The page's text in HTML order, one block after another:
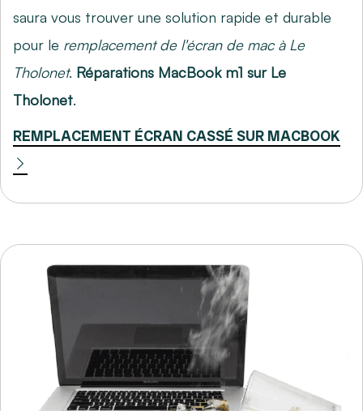
saura vous trouver une solution rapide et durable
pour le remplacement de l'écran de mac à Le
Tholonet. Réparations MacBook m1 sur Le
Tholonet.
REMPLACEMENT ÉCRAN CASSÉ SUR MACBOOK